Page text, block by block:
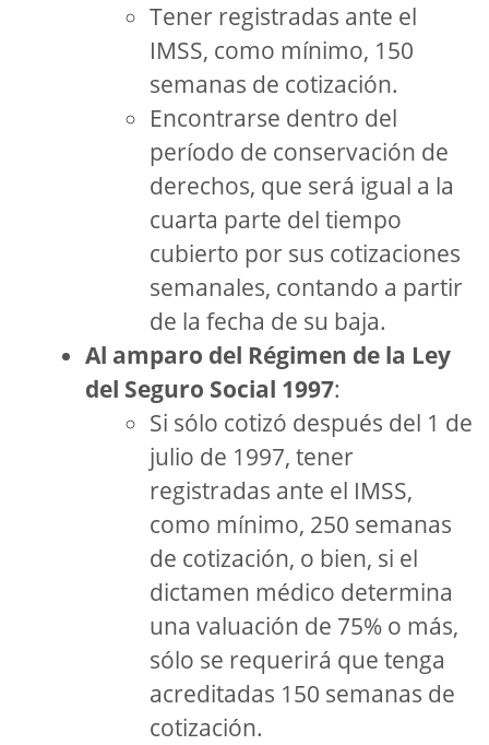
Tener registradas ante el
IMSS, como mínimo, 150
semanas de cotización.
Encontrarse dentro del
período de conservación de
derechos, que será igual a la
cuarta parte del tiempo
cubierto por sus cotizaciones
semanales, contando a partir
de la fecha de su baja.
Al amparo del Régimen de la Ley
del Seguro Social 1997:
Si sólo cotizó después del 1 de
julio de 1997, tener
registradas ante el IMSS,
como mínimo, 250 semanas
de cotización, o bien, si el
dictamen médico determina
una valuación de 75% o más,
sólo se requerirá que tenga
acreditadas 150 semanas de
cotización.